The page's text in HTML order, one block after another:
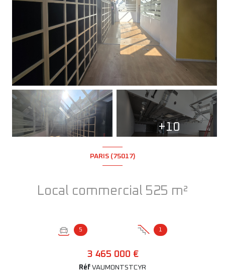
+10
PARIS (75017)
Local commercial 525 m²
5 1
3 465 000 €
Réf VAUMONTSTCYR